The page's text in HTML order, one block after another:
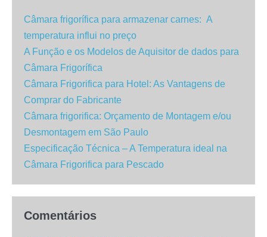
Câmara frigorífica para armazenar carnes: A
temperatura influi no preço
A Função e os Modelos de Aquisitor de dados para
Câmara Frigorífica
Câmara Frigorifica para Hotel: As Vantagens de
Comprar do Fabricante
Câmara frigorifica: Orçamento de Montagem e/ou
Desmontagem em São Paulo
Especificação Técnica – A Temperatura ideal na
Câmara Frigorifica para Pescado
Comentários